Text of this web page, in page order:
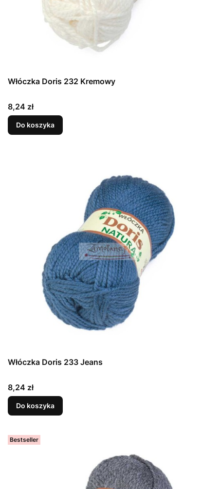
Włóczka Doris 232 Kremowy
Cena
8,24 zł
Do koszyka
Włóczka Doris 233 Jeans
Cena
8,24 zł
Do koszyka
Bestseller